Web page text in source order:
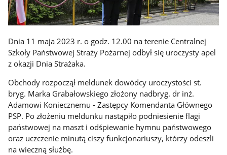
Dnia 11 maja 2023 r. o godz. 12.00 na terenie Centralnej
Szkoły Państwowej Straży Pożarnej odbył się uroczysty apel
z okazji Dnia Strażaka.
Obchody rozpoczął meldunek dowódcy uroczystości st.
bryg. Marka Grabałowskiego złożony nadbryg. dr inż.
Adamowi Koniecznemu - Zastępcy Komendanta Głównego
PSP. Po złożeniu meldunku nastąpiło podniesienie flagi
państwowej na maszt i odśpiewanie hymnu państwowego
oraz uczczenie minutą ciszy funkcjonariuszy, którzy odeszli
na wieczną służbę.